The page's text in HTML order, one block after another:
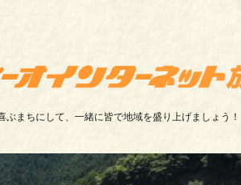
ぶまちにして、一緒に皆で地域を盛り上げましょう！